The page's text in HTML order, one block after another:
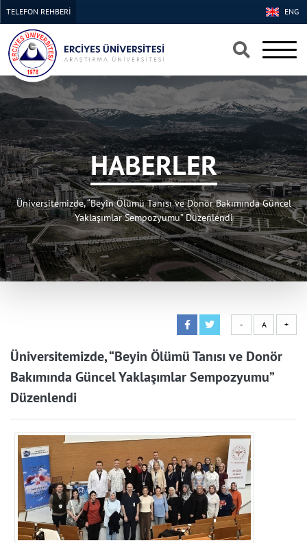
×
×
ENG
TELEFON REHBERİ
HABERLER
Üniversitemizde, “Beyin Ölümü Tanısı ve Donör Bakımında Güncel
Yaklaşımlar Sempozyumu” Düzenlendi
- A +
Üniversitemizde, “Beyin Ölümü Tanısı ve Donör
Bakımında Güncel Yaklaşımlar Sempozyumu”
Düzenlendi